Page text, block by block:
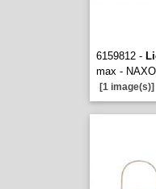
6159812 -
max -
[1 image(s)]